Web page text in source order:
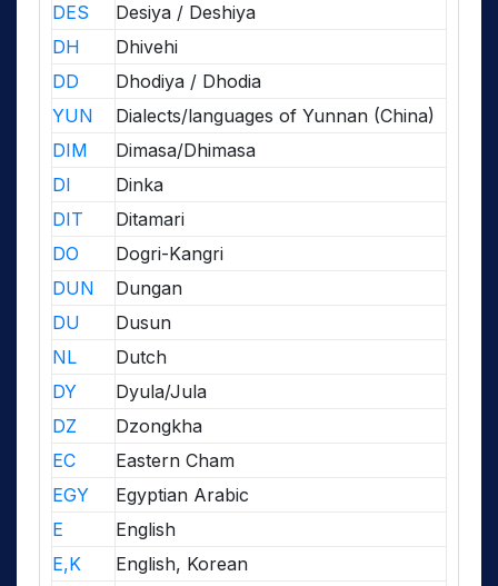
DES
Desiya / Deshiya
DH
Dhivehi
DD
Dhodiya / Dhodia
YUN
Dialects/languages of Yunnan (China)
DIM
Dimasa/Dhimasa
DI
Dinka
DIT
Ditamari
DO
Dogri-Kangri
DUN
Dungan
DU
Dusun
NL
Dutch
DY
Dyula/Jula
DZ
Dzongkha
EC
Eastern Cham
EGY
Egyptian Arabic
E
English
E,K
English, Korean